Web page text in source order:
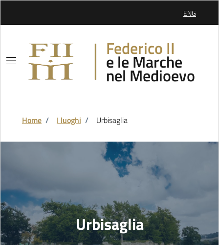
SELEZIONE
ENG
Federico II
e le Marche
nel Medioevo
Home / I luoghi / Urbisaglia
Urbisaglia